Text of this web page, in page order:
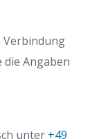
Verbindung
die Angaben
unter +49